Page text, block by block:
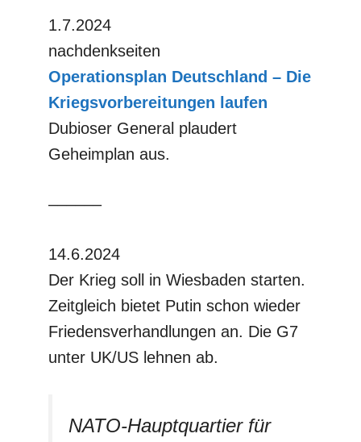
1.7.2024
nachdenkseiten
Operationsplan Deutschland – Die
Kriegsvorbereitungen laufen
Dubioser General plaudert
Geheimplan aus.
––––––
14.6.2024
Der Krieg soll in Wiesbaden starten.
Zeitgleich bietet Putin schon wieder
Friedensverhandlungen an. Die G7
unter UK/US lehnen ab.
NATO-Hauptquartier für